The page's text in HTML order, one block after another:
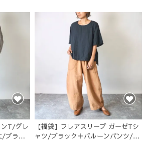
ンT/グレ
/ブラッ
【福袋】フレアスリーブ ガーゼTシ
ャツ/ブラック＋バルーンパンツ/ブ